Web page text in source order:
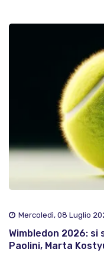
Mercoledì, 08 Luglio
Wimbledon 2026: si
Paolini, Marta